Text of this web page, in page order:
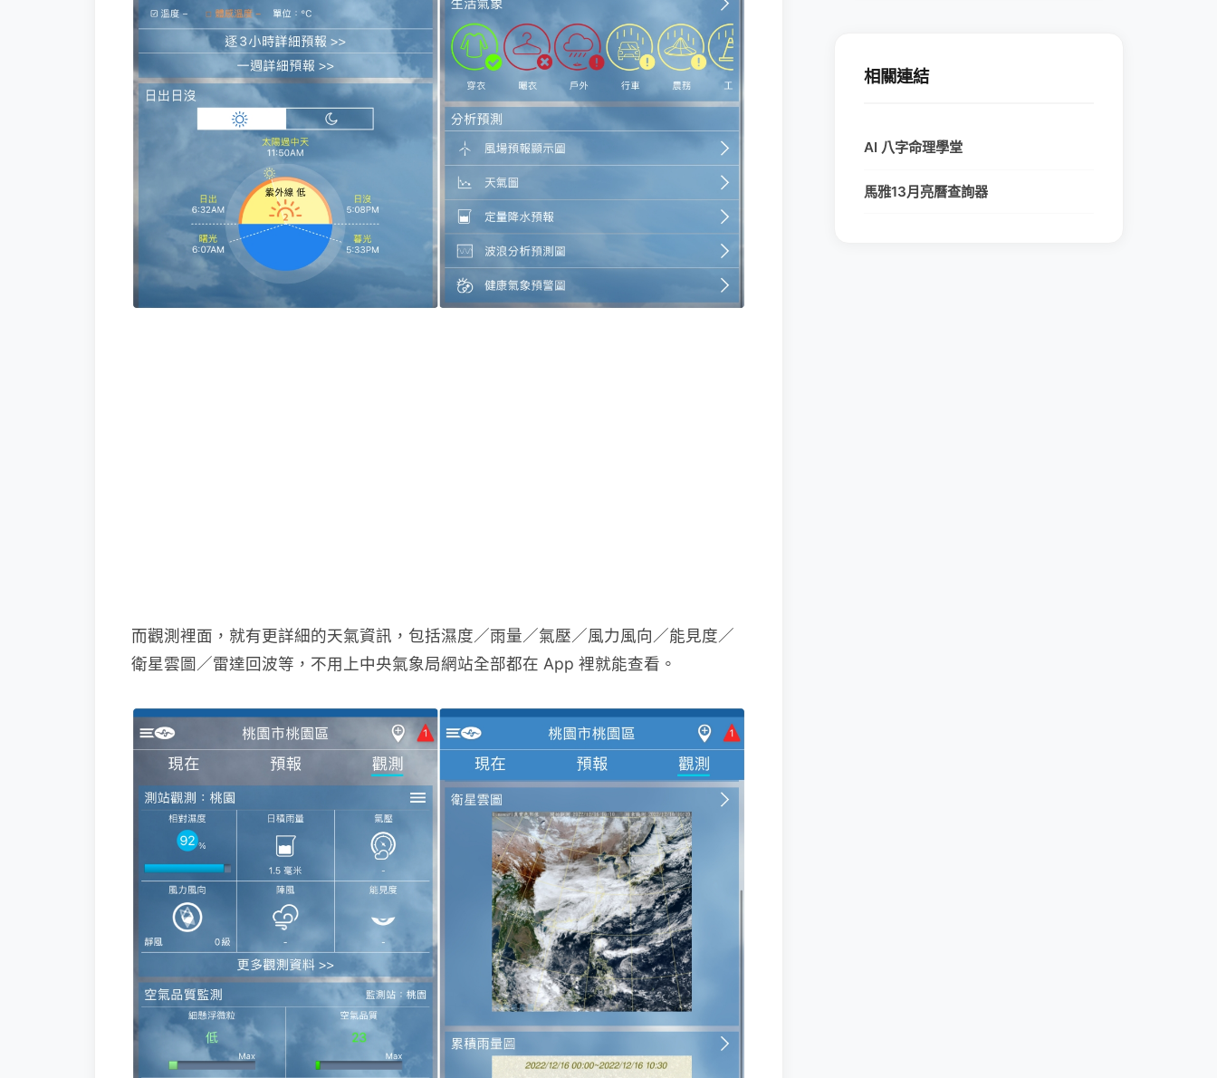
而觀測裡面，就有更詳細的天氣資訊，包括濕度／雨量／氣壓／風力風向／能見度／
衛星雲圖／雷達回波等，不用上中央氣象局網站全部都在 App 裡就能查看。
相關連結
AI 八字命理學堂
馬雅13月亮曆查詢器